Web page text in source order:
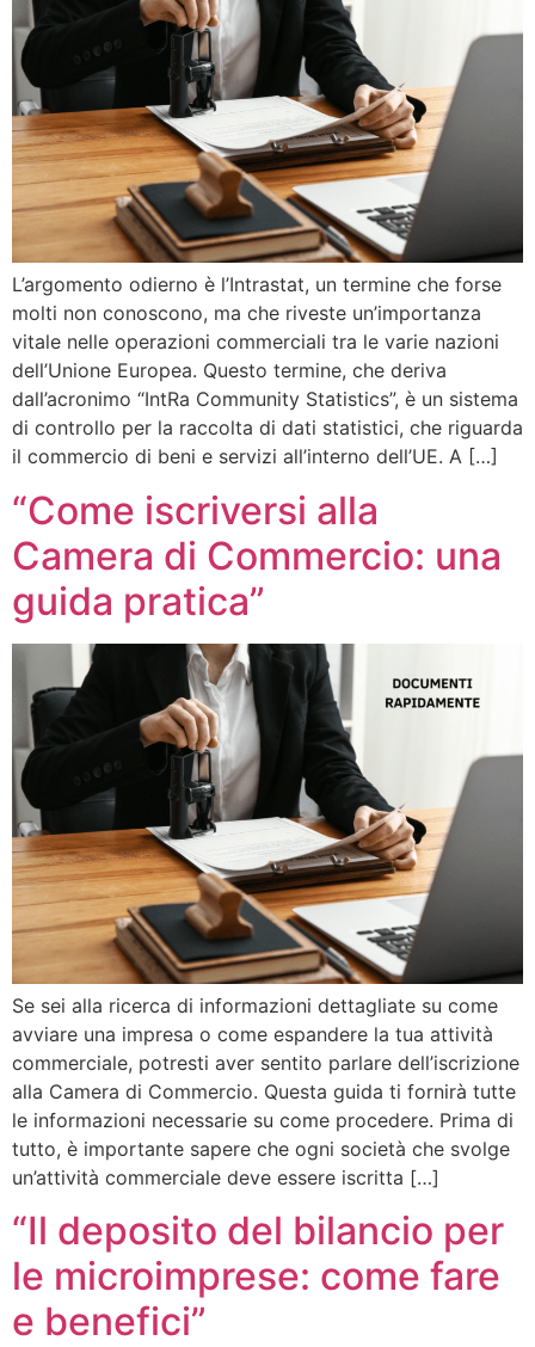
L’argomento odierno è l’Intrastat, un termine che forse
molti non conoscono, ma che riveste un’importanza
vitale nelle operazioni commerciali tra le varie nazioni
dell’Unione Europea. Questo termine, che deriva
dall’acronimo “IntRa Community Statistics”, è un sistema
di controllo per la raccolta di dati statistici, che riguarda
il commercio di beni e servizi all’interno dell’UE. A […]
“Come iscriversi alla
Camera di Commercio: una
guida pratica”
Se sei alla ricerca di informazioni dettagliate su come
avviare una impresa o come espandere la tua attività
commerciale, potresti aver sentito parlare dell’iscrizione
alla Camera di Commercio. Questa guida ti fornirà tutte
le informazioni necessarie su come procedere. Prima di
tutto, è importante sapere che ogni società che svolge
un’attività commerciale deve essere iscritta […]
“Il deposito del bilancio per
le microimprese: come fare
e benefici”